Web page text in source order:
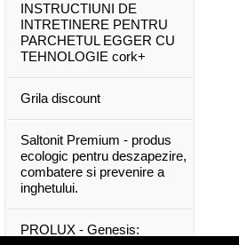
INSTRUCTIUNI DE
INTRETINERE PENTRU
PARCHETUL EGGER CU
TEHNOLOGIE cork+
Grila discount
Saltonit Premium - produs
ecologic pentru deszapezire,
combatere si prevenire a
inghetului.
PROLUX - Genesis: